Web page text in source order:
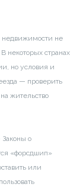
недвижимости не
некоторых странах
но условия и
— проверить
жительство
о
«форсдшип»
или